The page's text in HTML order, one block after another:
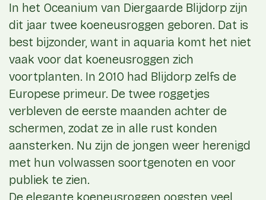
In het Oceanium van Diergaarde Blijdorp zijn
dit jaar twee koeneusroggen geboren. Dat is
best bijzonder, want in aquaria komt het niet
vaak voor dat koeneusroggen zich
voortplanten. In 2010 had Blijdorp zelfs de
Europese primeur. De twee roggetjes
verbleven de eerste maanden achter de
schermen, zodat ze in alle rust konden
aansterken. Nu zijn de jongen weer herenigd
met hun volwassen soortgenoten en voor
publiek te zien.
De elegante koeneusroggen oogsten veel